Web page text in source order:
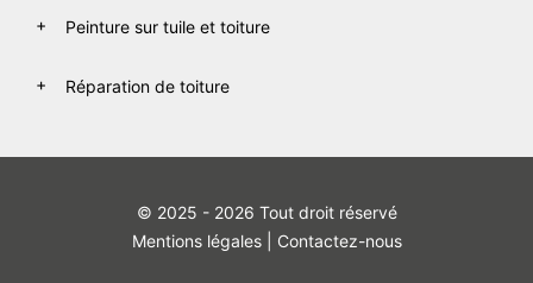
Peinture sur tuile et toiture
Réparation de toiture
© 2025 - 2026 Tout droit réservé
Mentions légales| Contactez-nous